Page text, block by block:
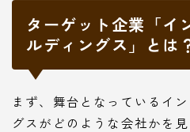
ターゲット企業「イ
ルディングス」とは
まず、舞台となっているイ
グスがどのような会社かを見